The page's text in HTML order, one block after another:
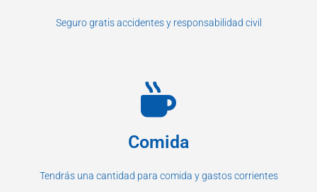
Seguro gratis accidentes y responsabilidad civil
Comida
Tendrás una cantidad para comida y gastos corrientes